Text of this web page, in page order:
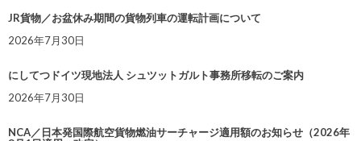
JR貨物／お盆休み期間の貨物列車の運転計画について
2026年7月30日
にしてつドイツ現地法人 シュツットガルト事務所移転のご案内
2026年7月30日
NCA／日本発国際航空貨物燃油サーチャージ適用額のお知らせ（2026年